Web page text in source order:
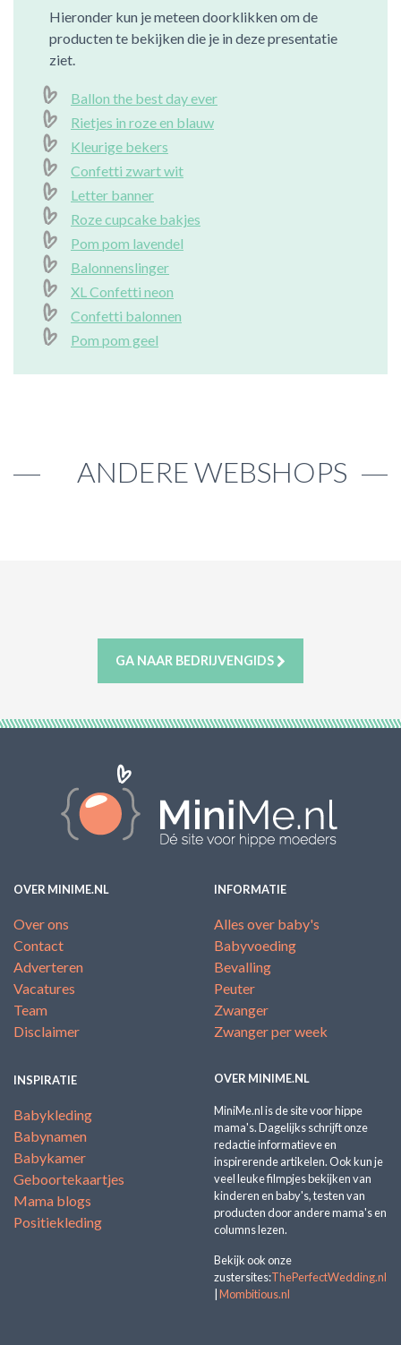
Hieronder kun je meteen doorklikken om de
producten te bekijken die je in deze presentatie
ziet.
Ballon the best day ever
Rietjes in roze en blauw
Kleurige bekers
Confetti zwart wit
Letter banner
Roze cupcake bakjes
Pom pom lavendel
Balonnenslinger
XL Confetti neon
Confetti balonnen
Pom pom geel
ANDERE WEBSHOPS
GA NAAR BEDRIJVENGIDS
OVER MINIME.NL
Over ons
Contact
Adverteren
Vacatures
Team
Disclaimer
INFORMATIE
Alles over baby's
Babyvoeding
Bevalling
Peuter
Zwanger
Zwanger per week
INSPIRATIE
Babykleding
Babynamen
Babykamer
Geboortekaartjes
Mama blogs
Positiekleding
OVER MINIME.NL
MiniMe.nl is de site voor hippe
mama's. Dagelijks schrijft onze
redactie informatieve en
inspirerende artikelen. Ook kun je
veel leuke filmpjes bekijken van
kinderen en baby's, testen van
producten door andere mama's en
columns lezen.
Bekijk ook onze
zustersites:ThePerfectWedding.nl
Mombitious.nl